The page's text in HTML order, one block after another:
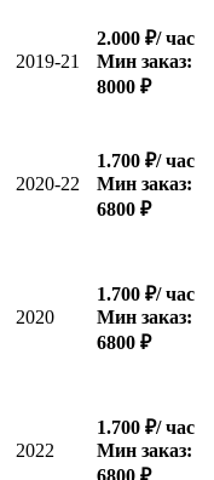
2019-21
2.000 ₽/ час
Мин заказ:
8000 ₽
2020-22
1.700 ₽/ час
Мин заказ:
6800 ₽
2020
1.700 ₽/ час
Мин заказ:
6800 ₽
2022
1.700 ₽/ час
Мин заказ:
6800 ₽